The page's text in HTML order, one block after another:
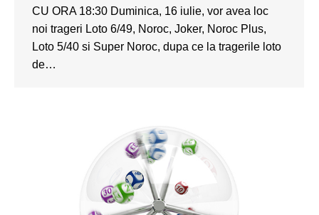
CU ORA 18:30 Duminica, 16 iulie, vor avea loc
noi trageri Loto 6/49, Noroc, Joker, Noroc Plus,
Loto 5/40 si Super Noroc, dupa ce la tragerile loto
de…